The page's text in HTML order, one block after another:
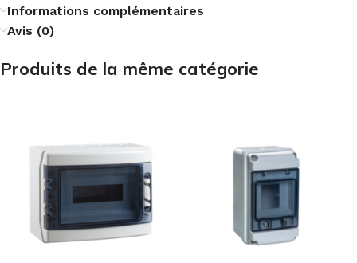
Informations complémentaires
Avis (0)
Produits de la même catégorie